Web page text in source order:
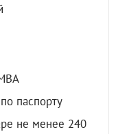
паспорту
не менее 240